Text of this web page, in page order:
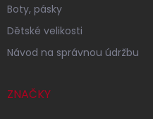
Boty, pásky
Dětské velikosti
Návod na správnou údržbu
ZNAČKY